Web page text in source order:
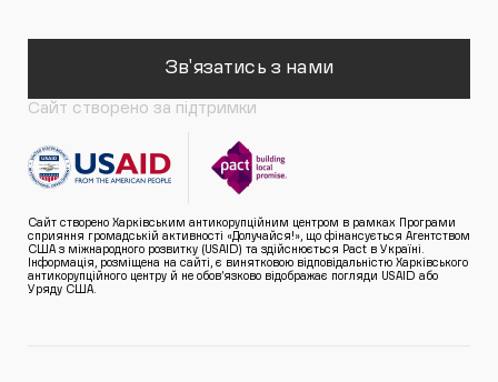
Зв'язатись з нами
Сайт створено за підтримки
Сайт створено Харківським антикорупційним центром в рамках Програми
сприяння громадській активності «Долучайся!», що фінансується Агентством
США з міжнародного розвитку (USAID) та здійснюється Pact в Україні.
Інформація, розміщена на сайті, є винятковою відповідальністю Харківського
антикорупційного центру й не обов’язково відображає погляди USAID або
Уряду США.